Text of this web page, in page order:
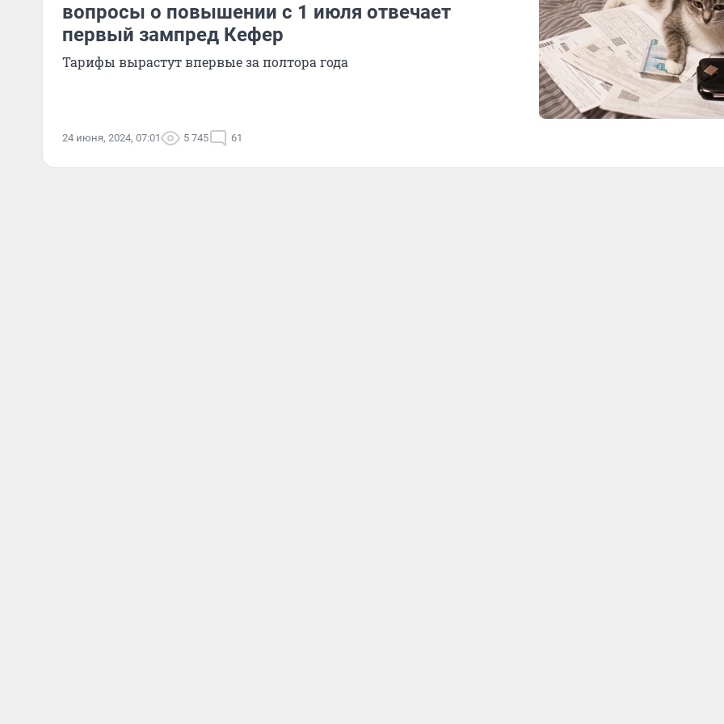
вопросы о повышении с 1 июля отвечает
первый зампред Кефер
Тарифы вырастут впервые за полтора года
24 июня, 2024, 07:01 5 745 61